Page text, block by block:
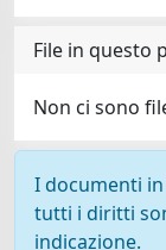
File in questo
Non ci sono
I documenti
tutti i diritti
indicazione.